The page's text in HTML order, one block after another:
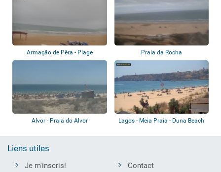
Armação de Pêra - Plage Praia da Rocha
Alvor - Praia do Alvor Lagos - Meia Praia - Duna Beach
Liens utiles
Je m'inscris!
Contact